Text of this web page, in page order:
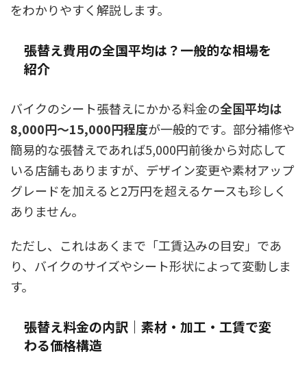
をわかりやすく解説します。
張替え費用の全国平均は？一般的な相場を
紹介
バイクのシート張替えにかかる料金の全国平均は
8,000円〜15,000円程度が一般的です。部分補修や
簡易的な張替えであれば5,000円前後から対応して
いる店舗もありますが、デザイン変更や素材アップ
グレードを加えると2万円を超えるケースも珍しく
ありません。
ただし、これはあくまで「工賃込みの目安」であ
り、バイクのサイズやシート形状によって変動しま
す。
張替え料金の内訳｜素材・加工・工賃で変
わる価格構造